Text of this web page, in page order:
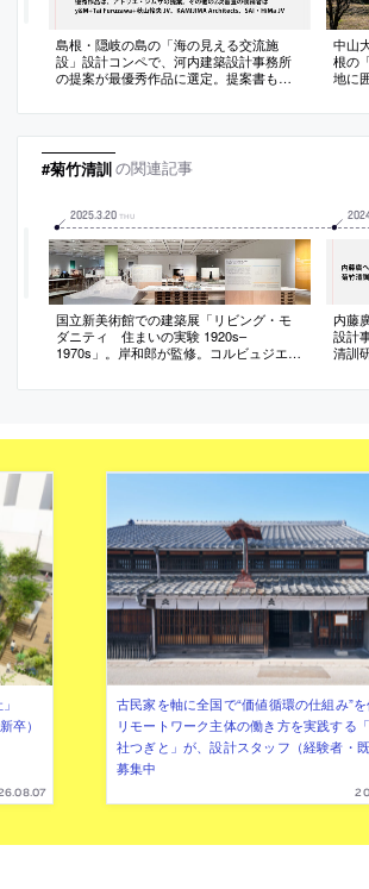
島根・隠岐の島の「海の見える交流施
設」設計コンペで、河内建築設計事務所
の提案が最優秀作品に選定。提案書も公
案。その他の2次審査の候補者は、
KAMIJIMA Architects、SAI・HiMa JV
中山
根の
地に
がら
て素
#菊竹清訓の関連記事
2025.3.20 THU
国立新美術館での建築展「リビング・モ
ダニティ 住まいの実験 1920s–
1970s」。岸和郎が監修。コルビュジエ、
らによる14邸の住宅を中心に、20世紀の
現
内藤
設計
清訓
卒）
古民家を軸に全国で“価値循環の仕組み”を
リモートワーク主体の働き方を実践する
社つぎと」が、設計スタッフ（経験者・
募集中